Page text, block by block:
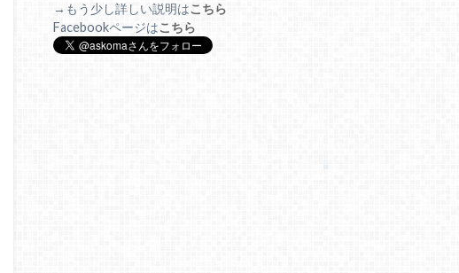
→もう少し詳しい説明はこちら
Facebookページはこちら